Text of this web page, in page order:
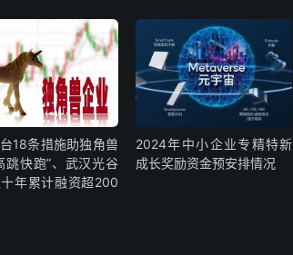
18条措施助独角兽
跳快跑”、武汉光谷
年累计融资超200
2024年中小企业专精特新
成长奖励资金预安排情况